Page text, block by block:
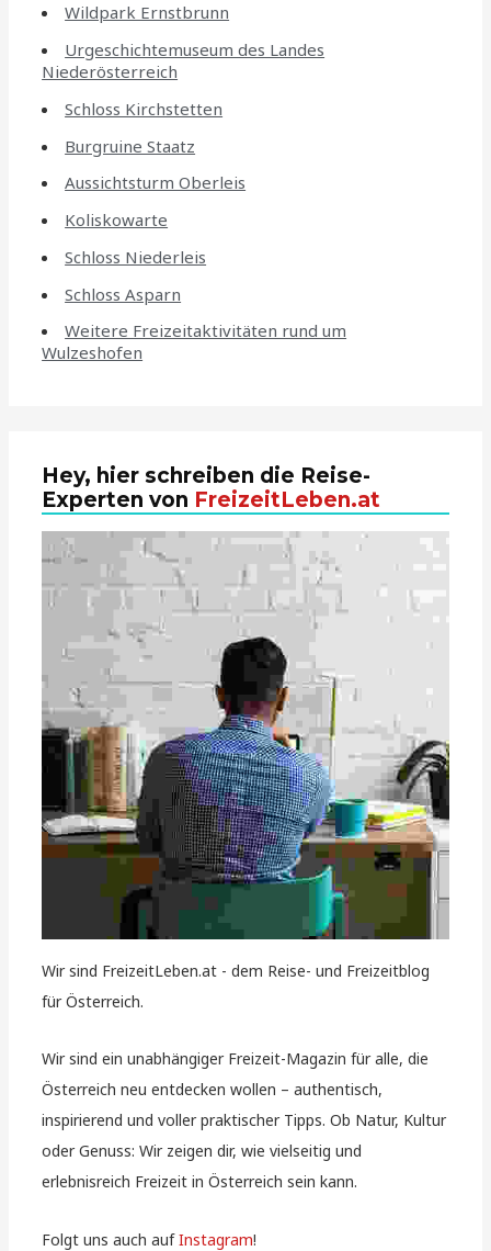
Wildpark Ernstbrunn
Urgeschichtemuseum des Landes
Niederösterreich
Schloss Kirchstetten
Burgruine Staatz
Aussichtsturm Oberleis
Koliskowarte
Schloss Niederleis
Schloss Asparn
Weitere Freizeitaktivitäten rund um
Wulzeshofen
Hey, hier schreiben die Reise-
Experten von FreizeitLeben.at
Wir sind FreizeitLeben.at - dem Reise- und Freizeitblog
für Österreich.
Wir sind ein unabhängiger Freizeit-Magazin für alle, die
Österreich neu entdecken wollen – authentisch,
inspirierend und voller praktischer Tipps. Ob Natur, Kultur
oder Genuss: Wir zeigen dir, wie vielseitig und
erlebnisreich Freizeit in Österreich sein kann.
Folgt uns auch aufInstagram!